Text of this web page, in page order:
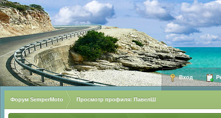
Вход
Форум SemperMoto Просмотр профиля: ПавелШ